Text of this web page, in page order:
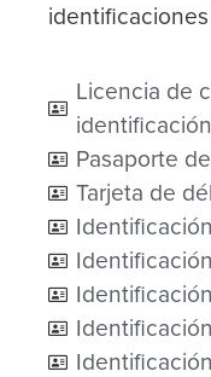
Licencia de
Pasaporte
Tarjeta de